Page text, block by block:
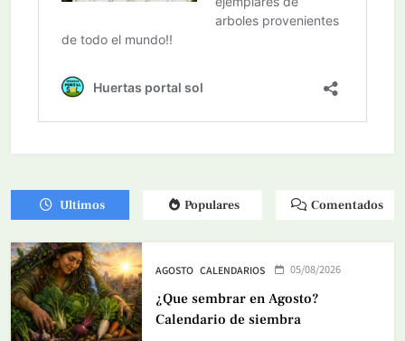
Ultimos Populares Comentados
AGOSTO CALENDARIOS 05/08/2026
¿Que sembrar en Agosto?
Calendario de siembra